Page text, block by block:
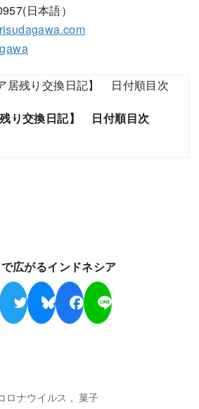
日本語）
残り交換日記】 日付順目次
広がるインドネシア
ロナウイルス 菓子